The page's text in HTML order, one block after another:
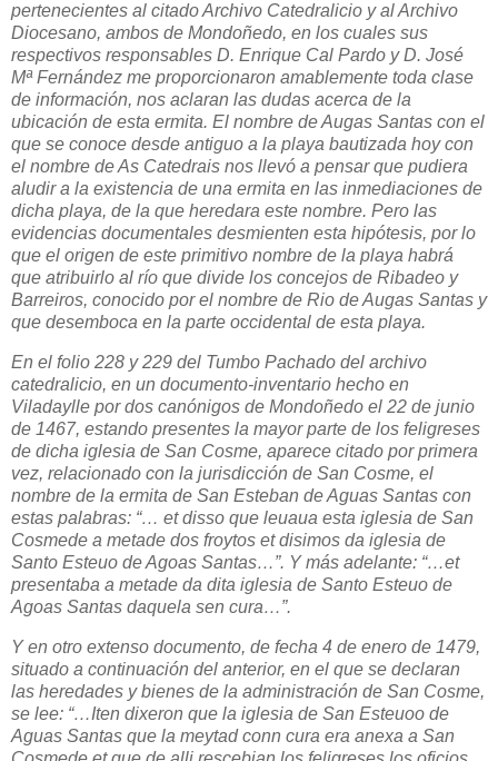
pertenecientes al citado Archivo Catedralicio y al Archivo
Diocesano, ambos de Mondoñedo, en los cuales sus
respectivos responsables D. Enrique Cal Pardo y D. José
Mª Fernández me proporcionaron amablemente toda clase
de información, nos aclaran las dudas acerca de la
ubicación de esta ermita. El nombre de Augas Santas con el
que se conoce desde antiguo a la playa bautizada hoy con
el nombre de As Catedrais nos llevó a pensar que pudiera
aludir a la existencia de una ermita en las inmediaciones de
dicha playa, de la que heredara este nombre. Pero las
evidencias documentales desmienten esta hipótesis, por lo
que el origen de este primitivo nombre de la playa habrá
que atribuirlo al río que divide los concejos de Ribadeo y
Barreiros, conocido por el nombre de Rio de Augas Santas y
que desemboca en la parte occidental de esta playa.
En el folio 228 y 229 del Tumbo Pachado del archivo
catedralicio, en un documento-inventario hecho en
Viladaylle por dos canónigos de Mondoñedo el 22 de junio
de 1467, estando presentes la mayor parte de los feligreses
de dicha iglesia de San Cosme, aparece citado por primera
vez, relacionado con la jurisdicción de San Cosme, el
nombre de la ermita de San Esteban de Aguas Santas con
estas palabras: “… et disso que leuaua esta iglesia de San
Cosmede a metade dos froytos et disimos da iglesia de
Santo Esteuo de Agoas Santas…”. Y más adelante: “…et
presentaba a metade da dita iglesia de Santo Esteuo de
Agoas Santas daquela sen cura…”.
Y en otro extenso documento, de fecha 4 de enero de 1479,
situado a continuación del anterior, en el que se declaran
las heredades y bienes de la administración de San Cosme,
se lee: “…Iten dixeron que la iglesia de San Esteuoo de
Aguas Santas que la meytad conn cura era anexa a San